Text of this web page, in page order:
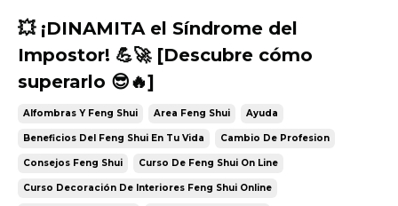
💥 ¡DINAMITA el Síndrome del
Impostor! 💪🚀 [Descubre cómo
superarlo 😎🔥]
Alfombras Y Feng Shui Area Feng Shui Ayuda
Beneficios Del Feng Shui En Tu Vida Cambio De Profesion
Consejos Feng Shui Curso De Feng Shui On Line
Curso Decoración De Interiores Feng Shui Online